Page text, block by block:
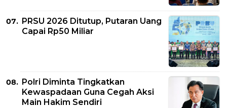
PRSU 2026 Ditutup, Putaran Uang
Capai Rp50 Miliar
Polri Diminta Tingkatkan
Kewaspadaan Guna Cegah Aksi
Main Hakim Sendiri